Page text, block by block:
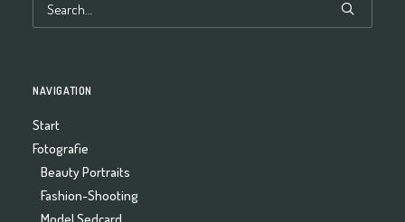
NAVIGATION
Start
Fotografie
Beauty Portraits
Fashion-Shooting